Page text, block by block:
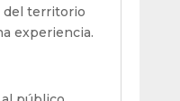
del territorio
experiencia.